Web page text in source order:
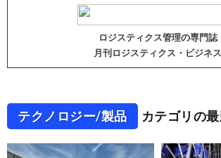
ロジスティクス管理の専門誌
月刊ロジスティクス・ビジネス
テクノロジー/製品 カテゴリの